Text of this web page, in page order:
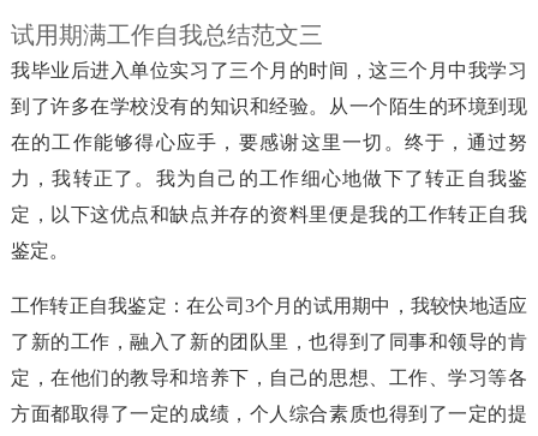
试用期满工作自我总结范文三
我毕业后进入单位实习了三个月的时间，这三个月中我学习
到了许多在学校没有的知识和经验。从一个陌生的环境到现
在的工作能够得心应手，要感谢这里一切。终于，通过努
力，我转正了。我为自己的工作细心地做下了转正自我鉴
定，以下这优点和缺点并存的资料里便是我的工作转正自我
鉴定。
工作转正自我鉴定：在公司3个月的试用期中，我较快地适应
了新的工作，融入了新的团队里，也得到了同事和领导的肯
定，在他们的教导和培养下，自己的思想、工作、学习等各
方面都取得了一定的成绩，个人综合素质也得到了一定的提